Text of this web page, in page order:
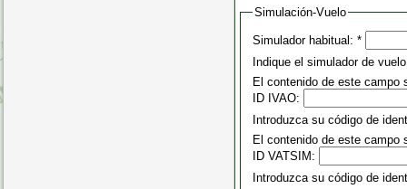
Simulación-Vuelo
Simulador habitual: *
Indique el simulador de
El contenido de este campo
ID IVAO:
Introduzca su código de
El contenido de este campo
ID VATSIM:
Introduzca su código de